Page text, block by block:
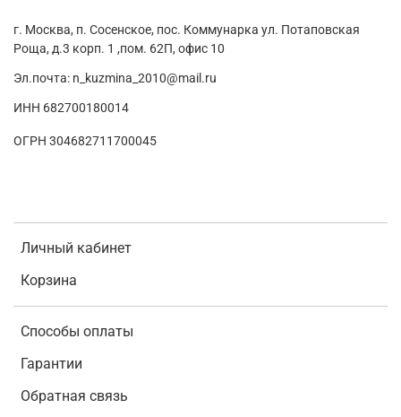
Личный кабинет
Корзина
Способы оплаты
Гарантии
Обратная связь
г. Москва, п. Сосенское, пос. Коммунарка ул. Потаповская
Роща, д.3 корп. 1 ,пом. 62П, офис 10
Эл.почта: n_kuzmina_2010@mail.ru
ИНН 682700180014
ОГРН 304682711700045